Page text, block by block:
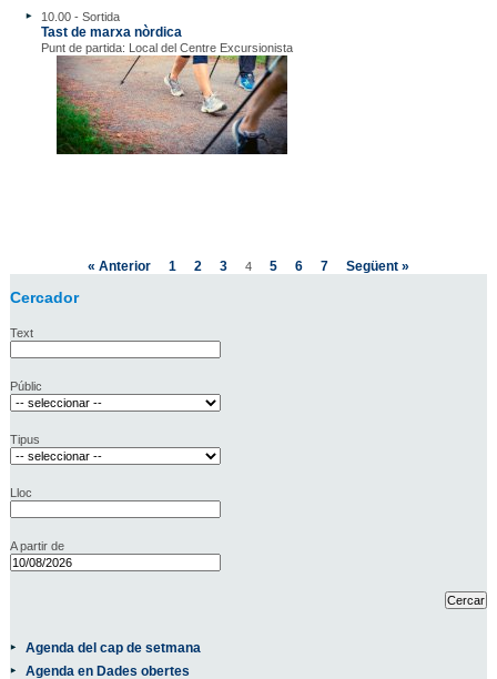
10.00 - Sortida
Tast de marxa nòrdica
Punt de partida: Local del Centre Excursionista
« Anterior 1 2 3 4 5 6 7 Següent »
Cercador
Text
Públic
Tipus
Lloc
A partir de
Agenda del cap de setmana
Agenda en Dades obertes